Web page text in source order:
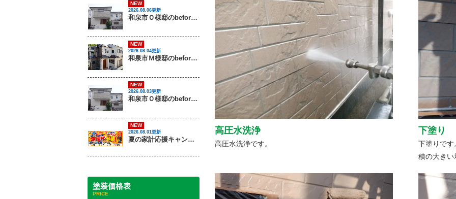
高圧水洗浄
高圧水洗浄です。
下塗り
下塗りです
積の大きい
NEW
2026.08.06更新
和泉市Ｏ様邸のbeforeとafter（外壁塗装）
NEW
2026.08.04更新
和泉市Ｍ様邸のbeforeとafter（外壁塗装・屋根塗装）
NEW
2026.08.03更新
和泉市Ｏ様邸のbeforeとafter（外壁塗装）
NEW
2026.08.01更新
夏の家計応援キャンペーン開催！足場代半額でお得に外壁・屋根塗装を始めるチャンス【8月30日まで】
塗装価格表
PRICE